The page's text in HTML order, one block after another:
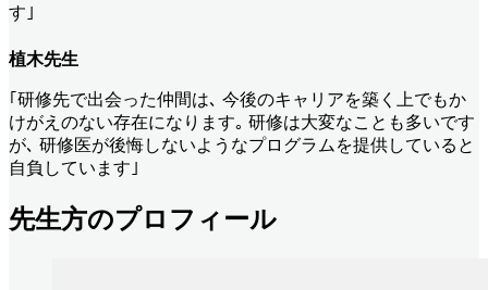
す｣
植木先生
｢研修先で出会った仲間は､ 今後のキャリアを築く上でもか
けがえのない存在になります｡ 研修は大変なことも多いです
が､ 研修医が後悔しないようなプログラムを提供していると
自負しています｣
先生方のプロフィール